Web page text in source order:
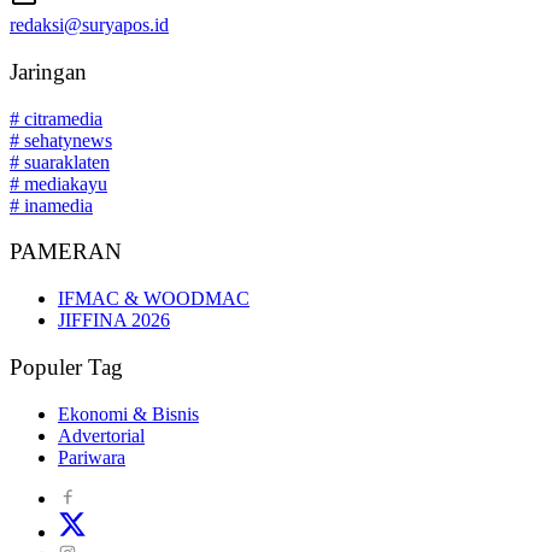
redaksi@suryapos.id
Jaringan
# citramedia
# sehatynews
# suaraklaten
# mediakayu
# inamedia
PAMERAN
IFMAC & WOODMAC
JIFFINA 2026
Populer Tag
Ekonomi & Bisnis
Advertorial
Pariwara